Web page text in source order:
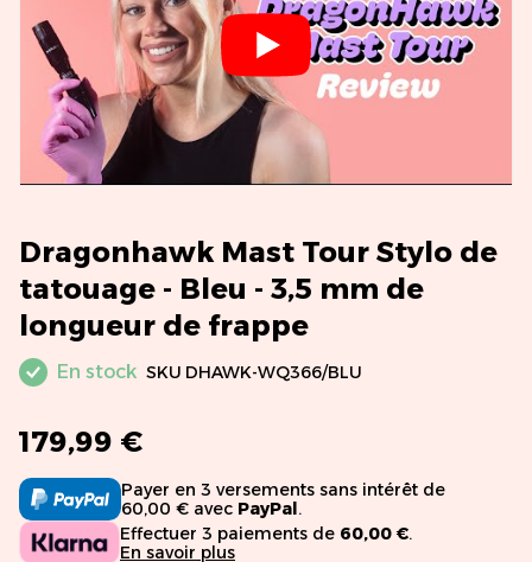
Dragonhawk Mast Tour Stylo de
tatouage - Bleu - 3,5 mm de
longueur de frappe
En stock SKU DHAWK-WQ366/BLU
179,99 €
Payer en 3 versements sans intérêt de
60,00 € avec PayPal.
Effectuer 3 paiements de 60,00 €.
En savoir plus